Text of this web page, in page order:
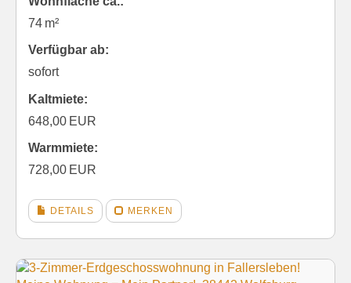
74 m²
Verfügbar ab:
sofort
Kaltmiete:
648,00 EUR
Warmmiete:
728,00 EUR
DETAILS MERKEN